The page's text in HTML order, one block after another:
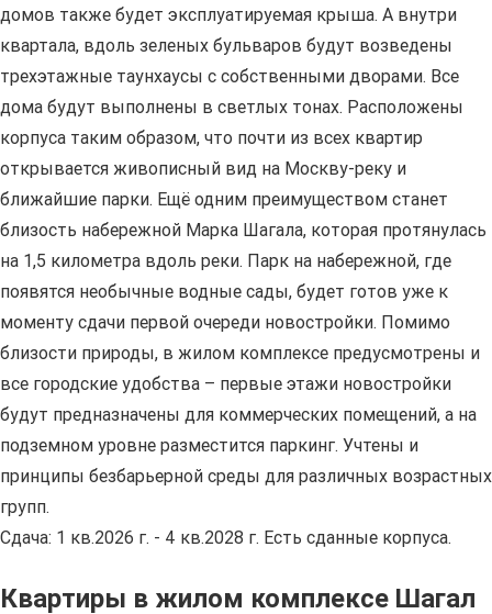
домов также будет эксплуатируемая крыша. А внутри
квартала, вдоль зеленых бульваров будут возведены
трехэтажные таунхаусы с собственными дворами. Все
дома будут выполнены в светлых тонах. Расположены
корпуса таким образом, что почти из всех квартир
открывается живописный вид на Москву-реку и
ближайшие парки. Ещё одним преимуществом станет
близость набережной Марка Шагала, которая протянулась
на 1,5 километра вдоль реки. Парк на набережной, где
появятся необычные водные сады, будет готов уже к
моменту сдачи первой очереди новостройки. Помимо
близости природы, в жилом комплексе предусмотрены и
все городские удобства – первые этажи новостройки
будут предназначены для коммерческих помещений, а на
подземном уровне разместится паркинг. Учтены и
принципы безбарьерной среды для различных возрастных
групп.
Сдача: 1 кв.2026 г. - 4 кв.2028 г. Есть сданные корпуса.
Квартиры в жилом комплексе Шагал